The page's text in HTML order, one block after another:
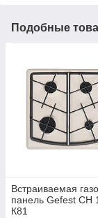
Подобные
Встраиваемая
панель Gefest СН
К81